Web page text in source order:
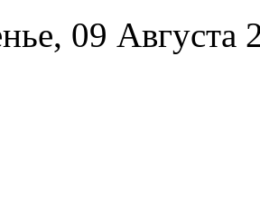
09 Августа